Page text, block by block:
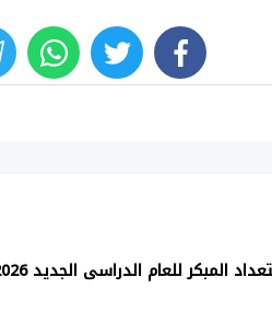
facebook
twitter
whats
للعام الدراسى الجديد 2026.. ما أبرز التوجيهات؟